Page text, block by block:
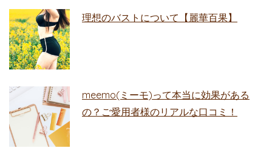
理想のバストについて【麗華百果】
meemo(ミーモ)って本当に効果がある
の？ご愛用者様のリアルな口コミ！